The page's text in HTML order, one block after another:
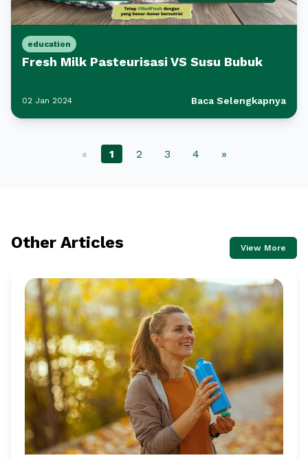
education
Fresh Milk Pasteurisasi VS Susu Bubuk
02 Jan 2024 Baca Selengkapnya
« 1 2 3 4 »
Other Articles View More